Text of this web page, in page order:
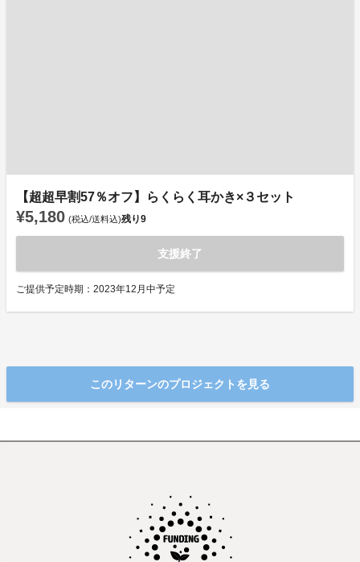
【超超早割57％オフ】らくらく耳かき×３セット
¥5,180 (税込/送料込)残り9
支援終了
ご提供予定時期：2023年12月中予定
このリターンのプロジェクトを見る